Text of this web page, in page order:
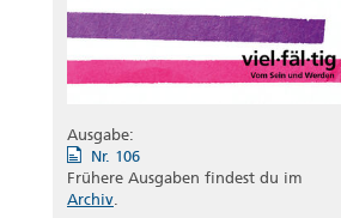
Ausgabe:
Nr. 106
Frühere Ausgaben findest du im
Archiv.